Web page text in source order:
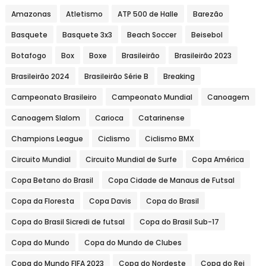
Amazonas Atletismo ATP 500 de Halle Barezão
Basquete Basquete 3x3 Beach Soccer Beisebol
Botafogo Box Boxe Brasileirão Brasileirão 2023
Brasileirão 2024 Brasileirão Série B Breaking
Campeonato Brasileiro Campeonato Mundial Canoagem
Canoagem Slalom Carioca Catarinense
Champions League Ciclismo Ciclismo BMX
Circuito Mundial Circuito Mundial de Surfe Copa América
Copa Betano do Brasil Copa Cidade de Manaus de Futsal
Copa da Floresta Copa Davis Copa do Brasil
Copa do Brasil Sicredi de futsal Copa do Brasil Sub-17
Copa do Mundo Copa do Mundo de Clubes
Copa do Mundo FIFA 2023 Copa do Nordeste Copa do Rei